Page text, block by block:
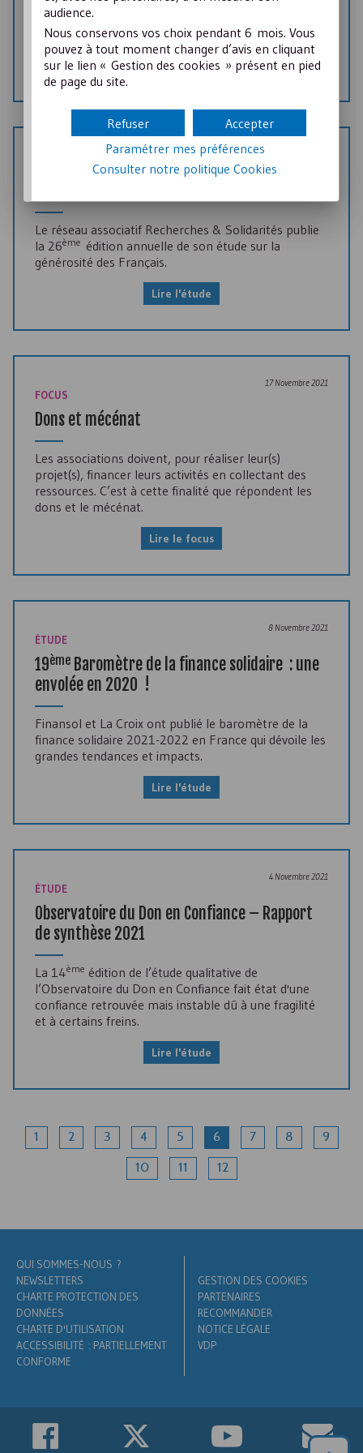
dispositions intéressant le secteur non lucratif et les
associations employeurs.
Lire le focus
Le réseau associatif Recherches & Solidarités publie
la 26ème édition annuelle de son étude sur la
générosité des Français.
Lire l'étude
17 Novembre 2021
FOCUS
Dons et mécénat
Les associations doivent, pour réaliser leur(s)
projet(s), financer leurs activités en collectant des
ressources. C’est à cette finalité que répondent les
dons et le mécénat.
Lire le focus
8 Novembre 2021
ÉTUDE
19ème Baromètre de la finance solidaire : une
envolée en 2020 !
Finansol et La Croix ont publié le baromètre de la
finance solidaire 2021-2022 en France qui dévoile les
grandes tendances et impacts.
Lire l'étude
4 Novembre 2021
ÉTUDE
Observatoire du Don en Confiance – Rapport
de synthèse 2021
La 14ème édition de l’étude qualitative de
l’Observatoire du Don en Confiance fait état d'une
confiance retrouvée mais instable dû à une fragilité
et à certains freins.
Lire l'étude
1 2 3 4 5 6 7 8 9
10 11 12
QUI SOMMES-NOUS ?
NEWSLETTERS
CHARTE PROTECTION DES
DONNÉES
CHARTE D'UTILISATION
ACCESSIBILITÉ : PARTIELLEMENT
CONFORME
GESTION DES COOKIES
PARTENAIRES
RECOMMANDER
NOTICE LÉGALE
VDP
audience.
Nous conservons vos choix pendant 6 mois. Vous
pouvez à tout moment changer d’avis en cliquant
sur le lien « Gestion des cookies » présent en pied
de page du site.
Accepter
Refuser
Paramétrer mes préférences
Consulter notre politiqueCookies